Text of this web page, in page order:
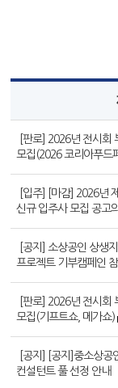
[판로] 2026년 전시회
모집(2026 코리아푸드
[입주] [마감] 2026년
신규 입주사 모집 공고
[공지] 소상공인 상생
프로젝트 기부캠페인
[판로] 2026년 전시회
모집(기프트쇼, 메가쇼)
[공지] [공지]중소상공
컨설턴트 풀 선정 안내